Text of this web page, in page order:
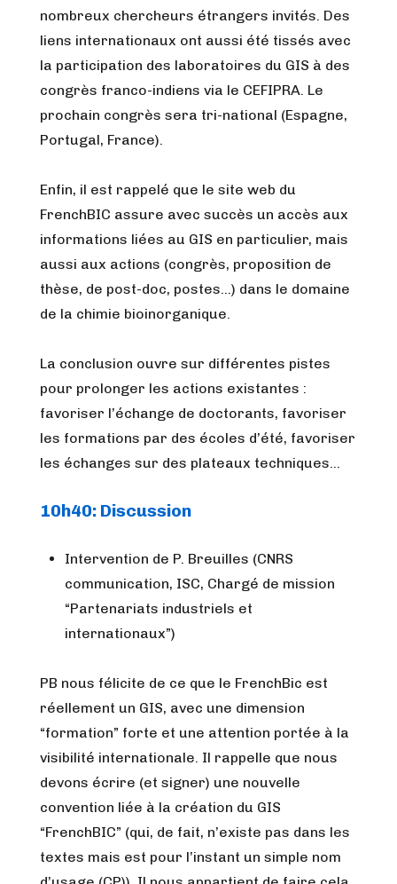
nombreux chercheurs étrangers invités. Des
liens internationaux ont aussi été tissés avec
la participation des laboratoires du GIS à des
congrès franco-indiens via le CEFIPRA. Le
prochain congrès sera tri-national (Espagne,
Portugal, France).
Enfin, il est rappelé que le site web du
FrenchBIC assure avec succès un accès aux
informations liées au GIS en particulier, mais
aussi aux actions (congrès, proposition de
thèse, de post-doc, postes…) dans le domaine
de la chimie bioinorganique.
La conclusion ouvre sur différentes pistes
pour prolonger les actions existantes :
favoriser l’échange de doctorants, favoriser
les formations par des écoles d’été, favoriser
les échanges sur des plateaux techniques…
10h40: Discussion
Intervention de P. Breuilles (CNRS
communication, ISC, Chargé de mission
“Partenariats industriels et
internationaux”)
PB nous félicite de ce que le FrenchBic est
réellement un GIS, avec une dimension
“formation” forte et une attention portée à la
visibilité internationale. Il rappelle que nous
devons écrire (et signer) une nouvelle
convention liée à la création du GIS
“FrenchBIC” (qui, de fait, n’existe pas dans les
textes mais est pour l’instant un simple nom